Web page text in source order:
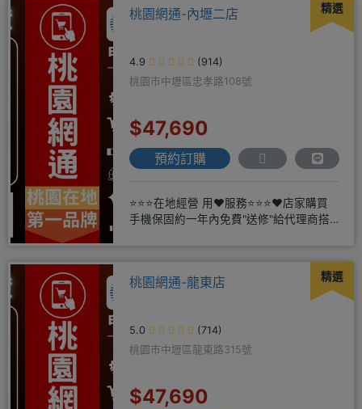
精選
桃園網通-內壢二店
4.9
(914)
桃園市中壢區忠孝路108號
$47,690
預約訂購
⭐⭐⭐在地經營 用❤️服務⭐⭐⭐❤️店家購買
手機保固約一年內免費"送修"給代理商搭
精選
桃園網通-龍東店
5.0
(714)
桃園市中壢區龍東路315號
$47,690